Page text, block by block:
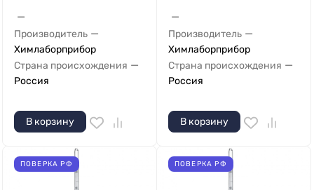
—
Производитель —
Химлаборприбор
Страна происхождения —
Россия
В корзину
—
Производитель —
Химлаборприбор
Страна происхождения —
Россия
В корзину
ПОВЕРКА РФ ПОВЕРКА РФ